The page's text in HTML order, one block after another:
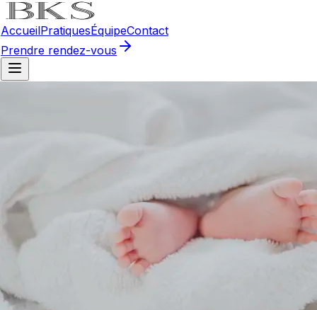
AccueilPratiquesÉquipeContact
Prendre rendez-vous